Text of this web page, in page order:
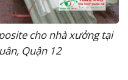
cho nhà xưởng tại
Quận 12